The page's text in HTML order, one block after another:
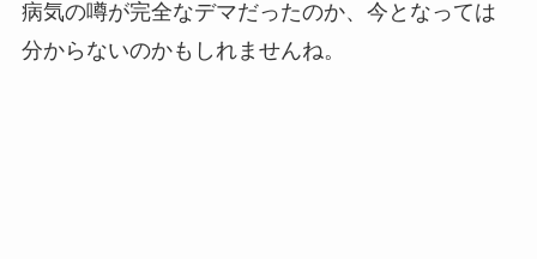
病気の噂が完全なデマだったのか、今となっては
分からないのかもしれませんね。